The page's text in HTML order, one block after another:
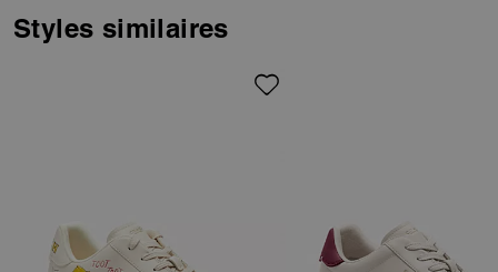
intérieure amortie confortable et
Styles similaires